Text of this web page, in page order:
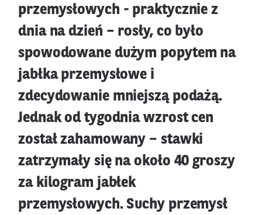
przemysłowych - praktycznie z
dnia na dzień – rosły, co było
spowodowane dużym popytem na
jabłka przemysłowe i
zdecydowanie mniejszą podażą.
Jednak od tygodnia wzrost cen
został zahamowany – stawki
zatrzymały się na około 40 groszy
za kilogram jabłek
przemysłowych. Suchy przemysł